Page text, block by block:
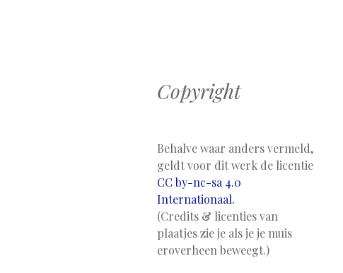
Copyright
Behalve waar anders vermeld,
geldt voor dit werk de licentie
CC by-nc-sa 4.0
Internationaal.
(Credits & licenties van
plaatjes zie je als je je muis
eroverheen beweegt.)